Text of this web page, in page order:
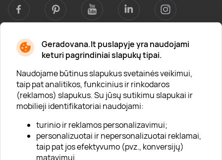
Geradovana.lt puslapyje yra naudojami
keturi pagrindiniai slapukų tipai.
Naudojame būtinus slapukus svetainės veikimui,
taip pat analitikos, funkcinius ir rinkodaros
(reklamos) slapukus. Su jūsų sutikimu slapukai ir
mobilieji identifikatoriai naudojami:
turinio ir reklamos personalizavimui;
personalizuotai ir nepersonalizuotai reklamai,
taip pat jos efektyvumo (pvz., konversijų)
matavimui.
Apie mus
Apie „Gera Dovana“
Lojalumo klubas
Karjera
Visi partneriai
Kontaktai
Tinklaraštis